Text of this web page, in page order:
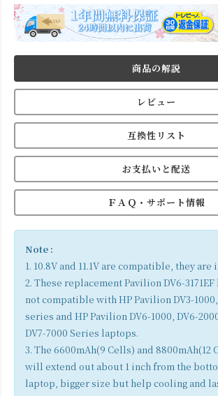
商品の解説
レビュー
互換性リスト
お支払いと配送
ＦＡＱ・サポート情報
Note :
1. 10.8V and 11.1V are compatible, they are
2. These replacement Pavilion DV6-
not compatible with HP Pavilion DV3-1000,
series and HP Pavilion DV6-1000, DV6-
DV7-7000 Series laptops.
3. The 6600mAh(9 Cells) and
will extend out about 1 inch from the
laptop, bigger size but help cooling and